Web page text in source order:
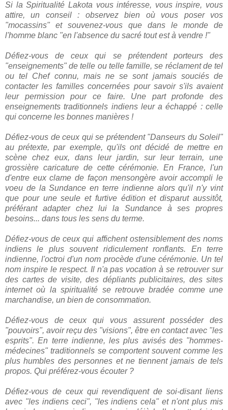
Si la Spiritualité Lakota vous intéresse, vous inspire, vous
attire, un conseil : observez bien où vous poser vos
"mocassins" et souvenez-vous que dans le monde de
l'homme blanc "en l'absence du sacré tout est à vendre !"
Défiez-vous de ceux qui se prétendent porteurs des
"enseignements" de telle ou telle famille, se réclament de tel
ou tel Chef connu, mais ne se sont jamais souciés de
contacter les familles concernées pour savoir s'ils avaient
leur permission pour ce faire. Une part profonde des
enseignements traditionnels indiens leur a échappé : celle
qui concerne les bonnes manières !
Défiez-vous de ceux qui se prétendent "Danseurs du Soleil"
au prétexte, par exemple, qu'ils ont décidé de mettre en
scène chez eux, dans leur jardin, sur leur terrain, une
grossière caricature de cette cérémonie. En France, l'un
d'entre eux clame de façon mensongère avoir accompli le
voeu de la Sundance en terre indienne alors qu'il n'y vint
que pour une seule et furtive édition et disparut aussitôt,
préférant adapter chez lui la Sundance à ses propres
besoins... dans tous les sens du terme.
Défiez-vous de ceux qui affichent ostensiblement des noms
indiens le plus souvent ridiculement ronflants. En terre
indienne, l'octroi d'un nom procède d'une cérémonie. Un tel
nom inspire le respect. Il n'a pas vocation à se retrouver sur
des cartes de visite, des dépliants publicitaires, des sites
internet où la spiritualité se retrouve bradée comme une
marchandise, un bien de consommation.
Défiez-vous de ceux qui vous assurent posséder des
"pouvoirs", avoir reçu des "visions", être en contact avec "les
esprits". En terre indienne, les plus avisés des "hommes-
médecines" traditionnels se comportent souvent comme les
plus humbles des personnes et ne tiennent jamais de tels
propos. Qui préférez-vous écouter ?
Défiez-vous de ceux qui revendiquent de soi-disant liens
avec "les indiens ceci", "les indiens cela" et n'ont plus mis